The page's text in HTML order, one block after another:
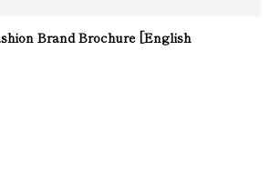
Brand Brochure [English